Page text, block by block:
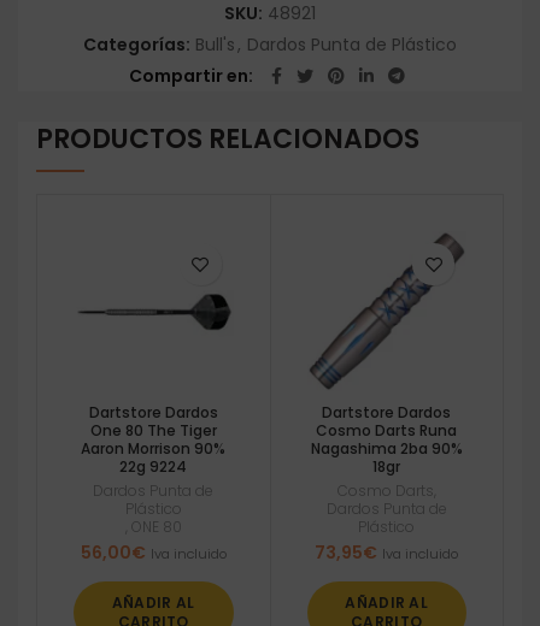
SKU: 48921
Categorías: Bull's, Dardos Punta de Plástico
Compartir en
PRODUCTOS RELACIONADOS
Dartstore Dardos
One 80 The Tiger
Aaron Morrison 90%
22g 9224
Dardos Punta de
Plástico
ONE 80
56,00€ Iva incluido
AÑADIR AL
CARRITO
Dartstore Dardos
Cosmo Darts Runa
Nagashima 2ba 90%
18gr
Cosmo Darts
Dardos Punta de
Plástico
73,95€ Iva incluido
AÑADIR AL
CARRITO